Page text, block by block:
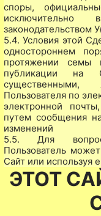
споры,
исключительно
законодательством
5.4. Условия этой
одностороннем
протяжении семы
публикации на
существенными,
Пользователя по
электронной
путем сообщения
изменений
5.5. Для
Пользователь
Сайт или используя
ЭТОТ